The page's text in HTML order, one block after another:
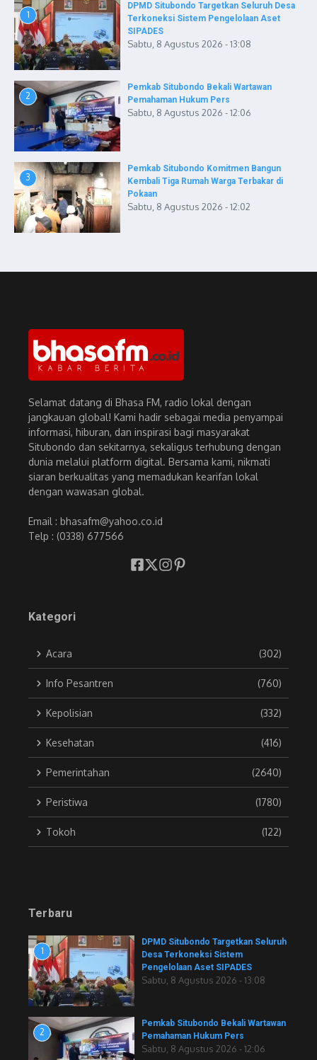
1
DPMD Situbondo Targetkan Seluruh Desa
Terkoneksi Sistem Pengelolaan Aset
SIPADES
Sabtu, 8 Agustus 2026 - 13:08
2
Pemkab Situbondo Bekali Wartawan
Pemahaman Hukum Pers
Sabtu, 8 Agustus 2026 - 12:06
3
Pemkab Situbondo Komitmen Bangun
Kembali Tiga Rumah Warga Terbakar di
Pokaan
Sabtu, 8 Agustus 2026 - 12:02
Selamat datang di Bhasa FM, radio lokal dengan
jangkauan global! Kami hadir sebagai media penyampai
informasi, hiburan, dan inspirasi bagi masyarakat
Situbondo dan sekitarnya, sekaligus terhubung dengan
dunia melalui platform digital. Bersama kami, nikmati
siaran berkualitas yang memadukan kearifan lokal
dengan wawasan global.
Email : bhasafm@yahoo.co.id
Telp : (0338) 677566
Kategori
Acara (302)
Info Pesantren (760)
Kepolisian (332)
Kesehatan (416)
Pemerintahan (2640)
Peristiwa (1780)
Tokoh (122)
Terbaru
1
DPMD Situbondo Targetkan Seluruh
Desa Terkoneksi Sistem
Pengelolaan Aset SIPADES
Sabtu, 8 Agustus 2026 - 13:08
2
Pemkab Situbondo Bekali Wartawan
Pemahaman Hukum Pers
Sabtu, 8 Agustus 2026 - 12:06